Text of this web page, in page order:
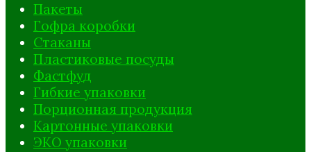
Пакеты
Гофра коробки
Стаканы
Пластиковые посуды
Фастфуд
Гибкие упаковки
Порционная продукция
Картонные упаковки
ЭКО упаковки